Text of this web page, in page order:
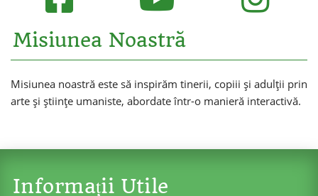
Misiunea Noastră
Misiunea noastră este să inspirăm tinerii, copiii și adulții prin
arte și științe umaniste, abordate într-o manieră interactivă.
Informații Utile